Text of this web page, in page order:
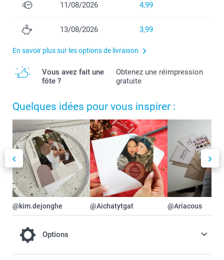
11/08/2026 4,99
13/08/2026 3,99
En savoir plus sur les options de livraison
Vous avez fait une
fôte ?
Obtenez une réimpression
gratuite
Quelques idées pour vous inspirer :
@kim.dejonghe @Aichatytgat @Ariacous
Options